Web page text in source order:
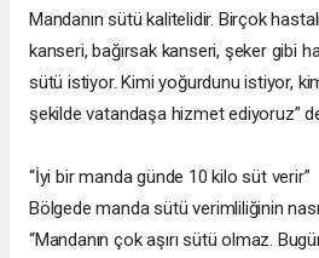
Mandanın sütü kalitelidir. Birçok
kanseri, bağırsak kanseri, şeker gibi
sütü istiyor. Kimi yoğurdunu istiyor,
şekilde vatandaşa hizmet ediyoruz”
“İyi bir manda günde 10 kilo süt verir”
Bölgede manda sütü verimliliğinin
“Mandanın çok aşırı sütü olmaz.